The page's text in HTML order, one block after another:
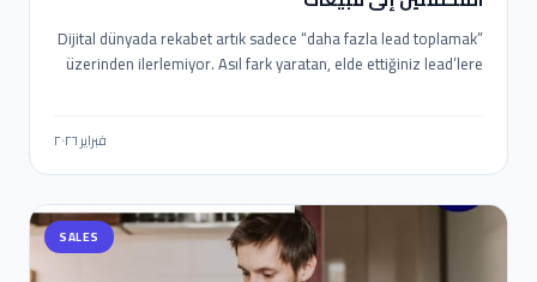
Dijital dünyada rekabet artık sadece “daha fazla lead toplamak”
üzerinden ilerlemiyor. Asıl fark yaratan, elde ettiğiniz lead’lere
iletişim kanallarından biri olurken; n8n gibi araçlar sayesinde bu
kurmayı, Eaglet ve Leadocean gibi platformlardan gelen
lead’leri satışa dönüştürmeyi ve bu süreci nasıl optimize
edebileceğinizi detaylı şekilde ele alıyoruz.
فبراير ٢٠٢٦
SALES